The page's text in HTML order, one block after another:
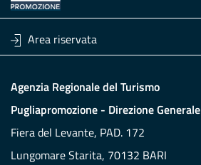
Area riservata
Agenzia Regionale del Turismo
Pugliapromozione - Direzione Generale
Fiera del Levante, PAD. 172
Lungomare Starita, 70132 BARI